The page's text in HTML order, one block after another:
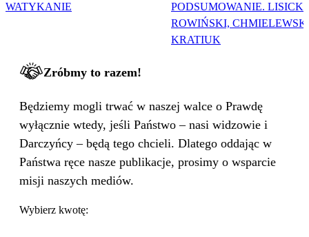
WATYKANIE
PODSUMOWANIE. LISICKI,
ROWIŃSKI,
KRATIUK
Zróbmy to razem!
Będziemy mogli trwać w naszej walce o Prawdę
wyłącznie wtedy, jeśli Państwo – nasi widzowie i
Darczyńcy – będą tego chcieli. Dlatego oddając w
Państwa ręce nasze publikacje, prosimy o wsparcie
misji naszych mediów.
Wybierz kwotę: